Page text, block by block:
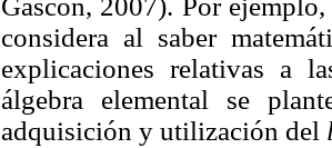
Gascón, 2007). Por
considera al saber
explicaciones relativas a
álgebra elemental se
adquisición y utilización del